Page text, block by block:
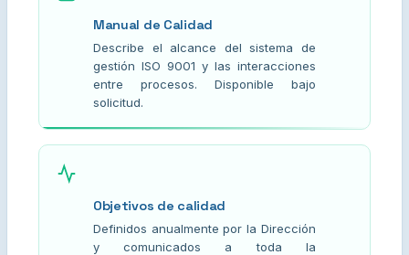
Manual de Calidad
Describe el alcance del sistema de
gestión ISO 9001 y las interacciones
entre procesos. Disponible bajo
solicitud.
Objetivos de calidad
Definidos anualmente por la Dirección
y comunicados a toda la